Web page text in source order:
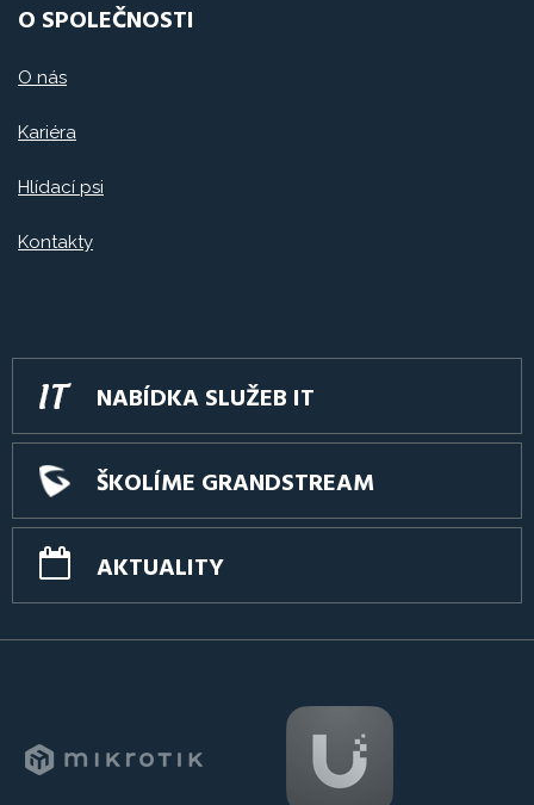
O SPOLEČNOSTI
O nás
Kariéra
Hlídací psi
Kontakty
NABÍDKA SLUŽEB IT
ŠKOLÍME GRANDSTREAM
AKTUALITY